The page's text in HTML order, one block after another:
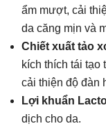
ẩm mượt, cải
da căng mịn và
Chiết xuất tảo
kích thích tái tạo
cải thiện độ đàn
Lợi khuẩn
dịch cho da.